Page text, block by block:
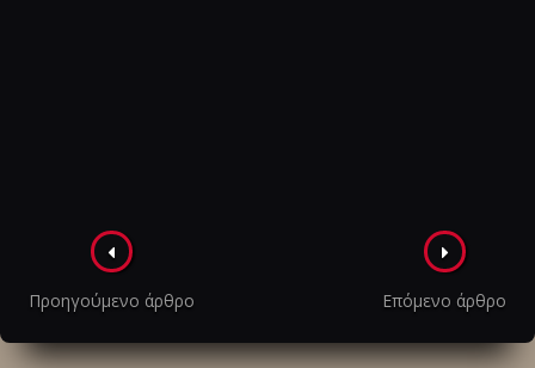
Πλοήγηση
στα
άρθρα
Προηγούμενο άρθρο Επόμενο άρθρο